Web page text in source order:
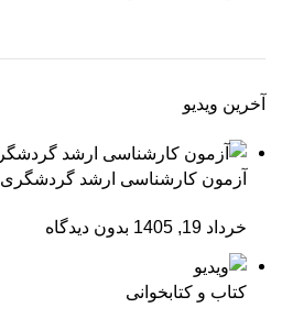
آخرین ویدیو
آزمون کارشناسی ارشد گردشگری ۱۹-۱۸ تیرماه ۱۴۰۵
خرداد 19, 1405 بدون دیدگاه
کتاب و کتابخوانی